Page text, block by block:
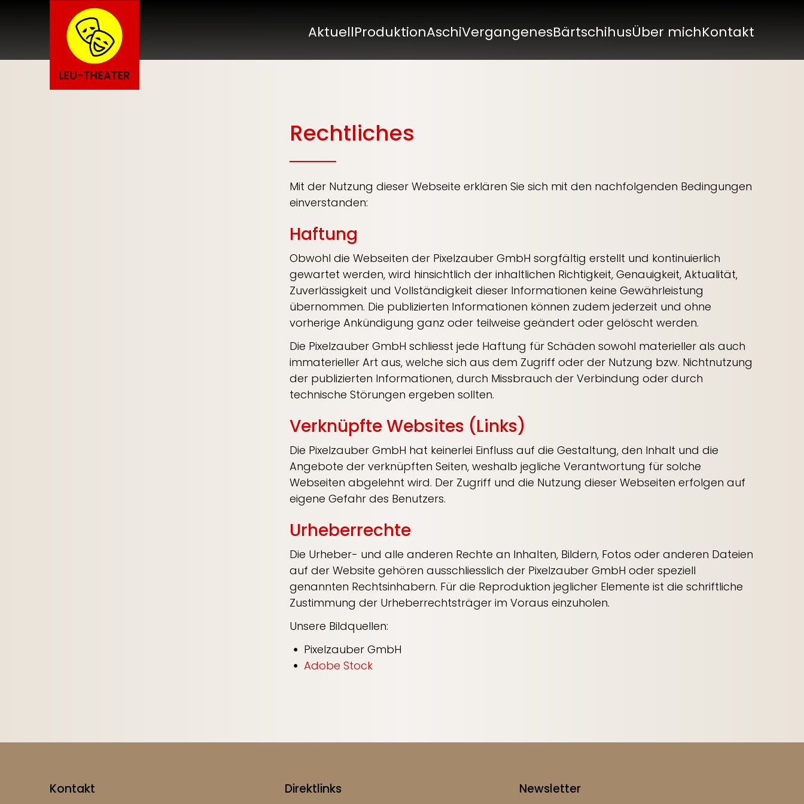
AktuellProduktionAschiVergangenesBärtschihusÜber michKontakt
Rechtliches
Mit der Nutzung dieser Webseite erklären Sie sich mit den nachfolgenden Bedingungen
einverstanden:
Haftung
Obwohl die Webseiten der Pixelzauber GmbH sorgfältig erstellt und kontinuierlich
gewartet werden, wird hinsichtlich der inhaltlichen Richtigkeit, Genauigkeit, Aktualität,
Zuverlässigkeit und Vollständigkeit dieser Informationen keine Gewährleistung
übernommen. Die publizierten Informationen können zudem jederzeit und ohne
vorherige Ankündigung ganz oder teilweise geändert oder gelöscht werden.
Die Pixelzauber GmbH schliesst jede Haftung für Schäden sowohl materieller als auch
immaterieller Art aus, welche sich aus dem Zugriff oder der Nutzung bzw. Nichtnutzung
der publizierten Informationen, durch Missbrauch der Verbindung oder durch
technische Störungen ergeben sollten.
Verknüpfte Websites (Links)
Die Pixelzauber GmbH hat keinerlei Einfluss auf die Gestaltung, den Inhalt und die
Angebote der verknüpften Seiten, weshalb jegliche Verantwortung für solche
Webseiten abgelehnt wird. Der Zugriff und die Nutzung dieser Webseiten erfolgen auf
eigene Gefahr des Benutzers.
Urheberrechte
Die Urheber- und alle anderen Rechte an Inhalten, Bildern, Fotos oder anderen Dateien
auf der Website gehören ausschliesslich der Pixelzauber GmbH oder speziell
genannten Rechtsinhabern. Für die Reproduktion jeglicher Elemente ist die schriftliche
Zustimmung der Urheberrechtsträger im Voraus einzuholen.
Unsere Bildquellen:
Pixelzauber GmbH
Adobe Stock
Kontakt Direktlinks Newsletter